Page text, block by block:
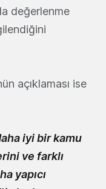
değerlenme
açıklaması ise
iyi bir kamu
ve farklı
yapıcı